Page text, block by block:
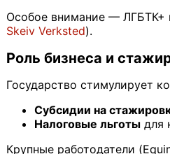
Особое внимание — ЛГБТК+
Skeiv Verksted).
Роль бизнеса и
Государство стимулирует
Субсидии на
Налоговые льготы для
Крупные работодатели